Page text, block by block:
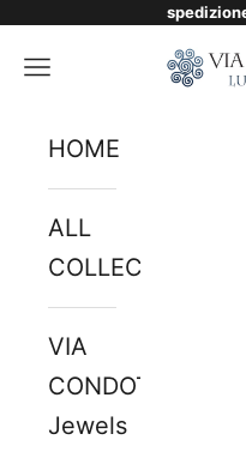
Skip to content
Via
Navigation menu
HOME
ALL
COLLECTIONS
VIA
CONDOTTI
Jewels